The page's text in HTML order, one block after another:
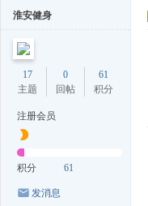
淮安健身
17
主题
0
回帖
61
积分
注册会员
积分 61
发消息